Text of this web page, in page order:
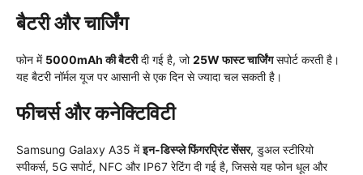
बैटरी और चार्जिंग
फोन में 5000mAh की बैटरीदी गई है, जो25W फास्ट चार्जिंगसपोर्ट करती है।
यह बैटरी नॉर्मल यूज पर आसानी से एक दिन से ज्यादा चल सकती है।
फीचर्स और कनेक्टिविटी
Samsung Galaxy A35 मेंइन-डिस्प्ले फिंगरप्रिंट सेंसर, डुअल स्टीरियो
स्पीकर्स, 5G सपोर्ट, NFC और IP67 रेटिंग दी गई है, जिससे यह फोन धूल और